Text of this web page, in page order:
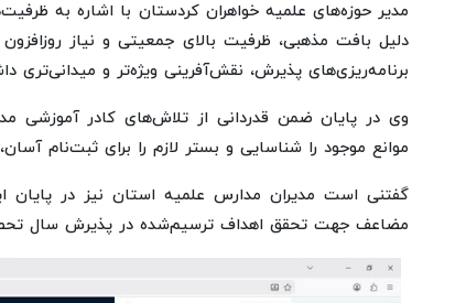
مدیر حوزه‌های علمیه خواهران کردستان با اشاره به
دلیل بافت مذهبی، ظرفیت بالای جمعیتی و نیاز
برنامه‌ریزی‌های پذیرش، نقش‌آفرینی ویژه‌تر و میدانی‌تری
وی در پایان ضمن قدردانی از تلاش‌های کادر آموزشی
موانع موجود را شناسایی و بستر لازم را برای ثبت‌نام
گفتنی است مدیران مدارس علمیه استان نیز در پایان
مضاعف جهت تحقق اهداف ترسیم‌شده در پذیرش سال